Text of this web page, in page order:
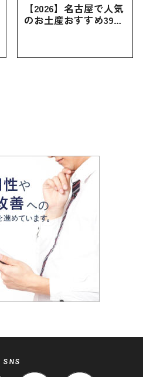
【2026】名古屋で人気
のお土産おすすめ39選
お土産・ばらまき用ま
SNS